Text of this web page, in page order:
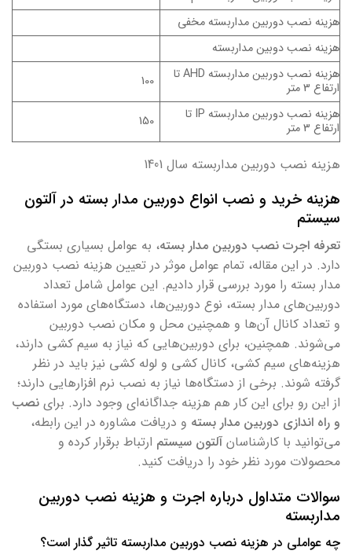
هزینه نصب دوربین مداربسته مخفی
هزینه نصب دوبین مداربسته
هزینه نصب دوربین مداربسته AHD تا
ارتفاع 3 متر
100
هزینه نصب دوربین مداربسته IP تا
ارتفاع 3 متر 150
هزینه نصب دوربین مداربسته سال 1401
هزینه خرید و نصب انواع دوربین مدار بسته در آلتون
سیستم
تعرفه اجرت نصب دوربین مدار بسته، به عوامل بسیاری بستگی
دارد. در این مقاله، تمام عوامل موثر در تعیین هزینه نصب دوربین
مدار بسته را مورد بررسی قرار دادیم. این عوامل شامل تعداد
دوربین‌های مدار بسته، نوع دوربین‌ها، دستگاه‌های مورد استفاده
و تعداد کانال آن‌ها و همچنین محل و مکان نصب دوربین
می‌شوند. همچنین، برای دوربین‌هایی که نیاز به سیم کشی دارند،
هزینه‌های سیم کشی، کانال کشی و لوله کشی نیز باید در نظر
گرفته شوند. برخی از دستگاه‌ها نیاز به نصب نرم افزارهایی دارند؛
از این رو برای این کار هم هزینه جداگانه‌ای وجود دارد. برای نصب
و راه اندازی دوربین مدار بسته و دریافت مشاوره در این رابطه،
می‌توانید با کارشناسان آلتون سیستم ارتباط برقرار کرده و
محصولات مورد نظر خود را دریافت کنید.
سوالات متداول درباره اجرت و هزینه نصب دوربین
مداربسته
چه عواملی در هزینه نصب دوربین مداربسته تاثیر گذار است؟